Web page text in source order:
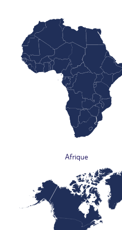
Afrique